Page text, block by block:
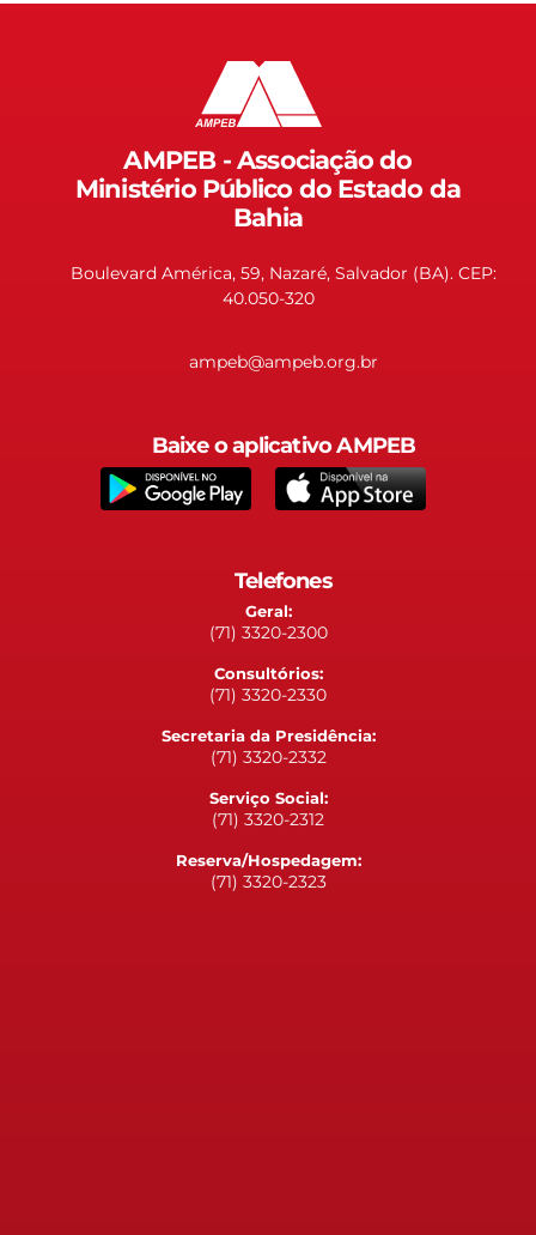
AMPEB - Associação do
Ministério Público do Estado da
Bahia
Boulevard América, 59, Nazaré, Salvador (BA). CEP:
40.050-320
ampeb@ampeb.org.br
Baixe o aplicativo AMPEB
Telefones
Geral:
(71) 3320-2300
Consultórios:
(71) 3320-2330
Secretaria da Presidência:
(71) 3320-2332
Serviço Social:
(71) 3320-2312
Reserva/Hospedagem:
(71) 3320-2323